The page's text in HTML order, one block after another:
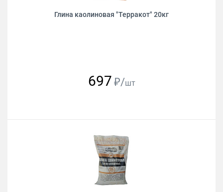
Глина каолиновая "Терракот" 20кг
697 ₽/шт